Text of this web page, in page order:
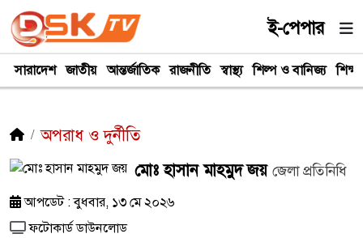
ই-পেপার
সারাদেশ জাতীয় আন্তর্জাতিক রাজনীতি স্বাস্থ্য শিল্প ও বানিজ্য শিক্ষা
অপরাধ ও দুর্নীতি
মোঃ হাসান মাহমুদ জয় জেলা প্রতিনিধি
আপডেট : বুধবার, ১৩ মে ২০২৬
ফটোকার্ড ডাউনলোড